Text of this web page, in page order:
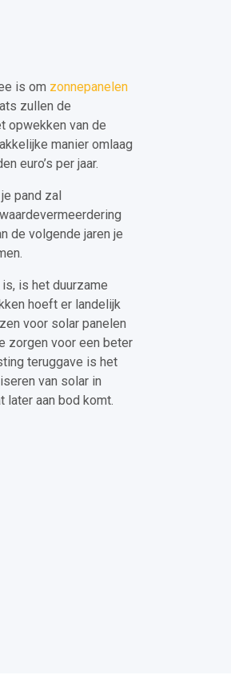
is om zonnepanelen
zullen de
opwekken van de
manier omlaag
euro’s per jaar.
pand zal
de volgende jaren je
is het duurzame
hoeft er landelijk
voor solar panelen
zorgen voor een beter
teruggave is het
van solar in
later aan bod komt.